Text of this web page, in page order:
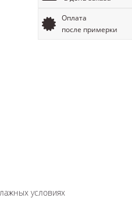
Оплата
после примерки
условиях